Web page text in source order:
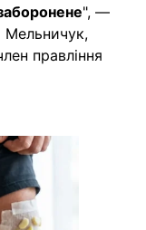
", —
Мельничук,
правління